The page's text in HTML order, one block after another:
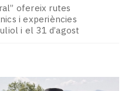
ofereix rutes
i experiències
i el 31 d’agost